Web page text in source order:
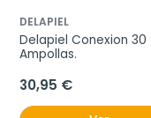
DELAPIEL
Delapiel Conexion 30
Ampollas.
30,95 €